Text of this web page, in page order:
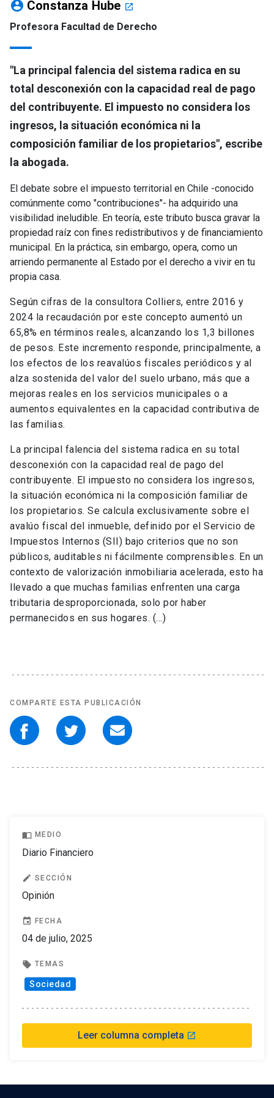
account_circle Constanza Hube launch
Profesora Facultad de Derecho
"La principal falencia del sistema radica en su
total desconexión con la capacidad real de pago
del contribuyente. El impuesto no considera los
ingresos, la situación económica ni la
composición familiar de los propietarios", escribe
la abogada.
El debate sobre el impuesto territorial en Chile -conocido
comúnmente como "contribuciones"- ha adquirido una
visibilidad ineludible. En teoría, este tributo busca gravar la
propiedad raíz con fines redistributivos y de financiamiento
municipal. En la práctica, sin embargo, opera, como un
arriendo permanente al Estado por el derecho a vivir en tu
propia casa.
Según cifras de la consultora Colliers, entre 2016 y
2024 la recaudación por este concepto aumentó un
65,8% en términos reales, alcanzando los 1,3 billones
de pesos. Este incremento responde, principalmente, a
los efectos de los reavalúos fiscales periódicos y al
alza sostenida del valor del suelo urbano, más que a
mejoras reales en los servicios municipales o a
aumentos equivalentes en la capacidad contributiva de
las familias.
La principal falencia del sistema radica en su total
desconexión con la capacidad real de pago del
contribuyente. El impuesto no considera los ingresos,
la situación económica ni la composición familiar de
los propietarios. Se calcula exclusivamente sobre el
avalúo fiscal del inmueble, definido por el Servicio de
Impuestos Internos (SII) bajo criterios que no son
públicos, auditables ni fácilmente comprensibles. En un
contexto de valorización inmobiliaria acelerada, esto ha
llevado a que muchas familias enfrenten una carga
tributaria desproporcionada, solo por haber
permanecidos en sus hogares. (...)
COMPARTE ESTA PUBLICACIÓN
import_contacts MEDIO
Diario Financiero
edit SECCIÓN
Opinión
event FECHA
04 de julio, 2025
local_offer TEMAS
Sociedad
Leer columna completa launch